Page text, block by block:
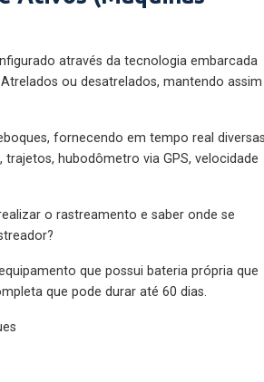
através da tecnologia embarcada
ou desatrelados, mantendo assim
fornecendo em tempo real diversas
hubodômetro via GPS, velocidade
o rastreamento e saber onde se
que possui bateria própria que
que pode durar até 60 dias.